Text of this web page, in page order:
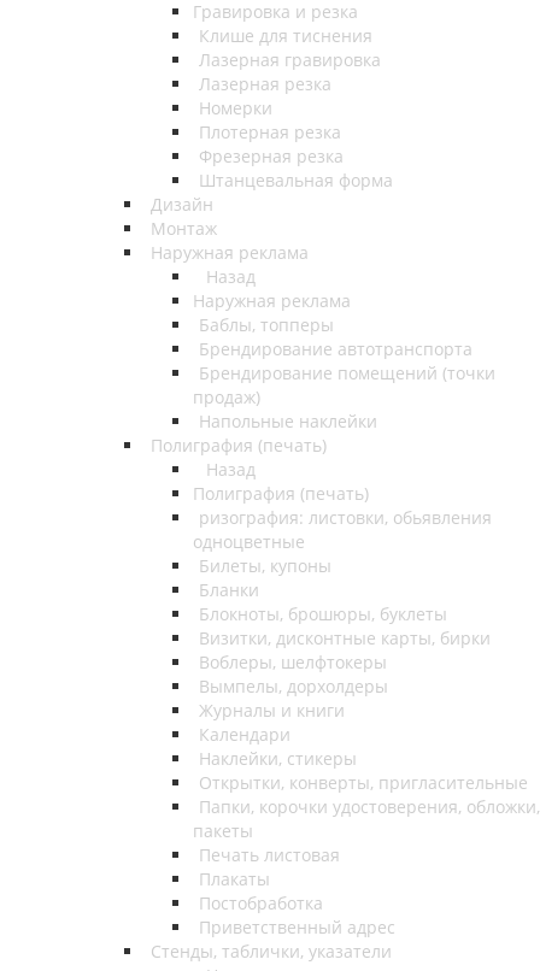
Гравировка и резка
Клише для тиснения
Лазерная гравировка
Лазерная резка
Номерки
Плотерная резка
Фрезерная резка
Штанцевальная форма
Дизайн
Монтаж
Наружная реклама
Назад
Наружная реклама
Баблы, топперы
Брендирование автотранспорта
Брендирование помещений (точки
продаж)
Напольные наклейки
Полиграфия (печать)
Назад
Полиграфия (печать)
ризография: листовки, обьявления
одноцветные
Билеты, купоны
Бланки
Блокноты, брошюры, буклеты
Визитки, дисконтные карты, бирки
Воблеры, шелфтокеры
Вымпелы, дорхолдеры
Журналы и книги
Календари
Наклейки, стикеры
Открытки, конверты, пригласительные
Папки, корочки удостоверения, обложки,
пакеты
Печать листовая
Плакаты
Постобработка
Приветственный адрес
Стенды, таблички, указатели